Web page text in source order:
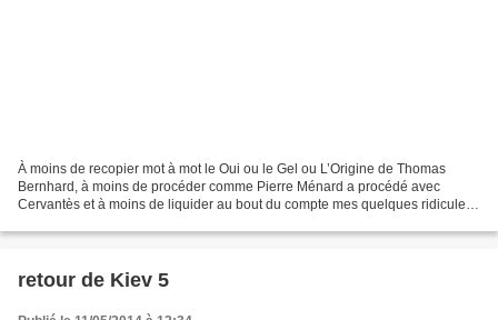
À moins de recopier mot à mot le Oui ou le Gel ou L’Origine de Thomas
Bernhard, à moins de procéder comme Pierre Ménard a procédé avec
Cervantès et à moins de liquider au bout du compte mes quelques ridicules
retour de Kiev 5